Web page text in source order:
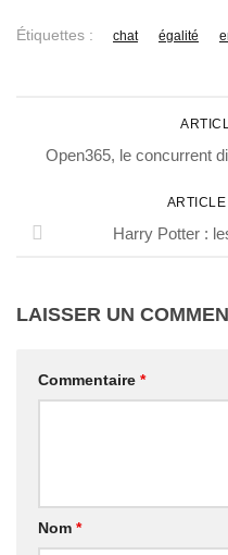
Étiquettes : chat égalité
Open365, le concurrent
Harry Potter :
LAISSER UN
Commentaire *
Nom *